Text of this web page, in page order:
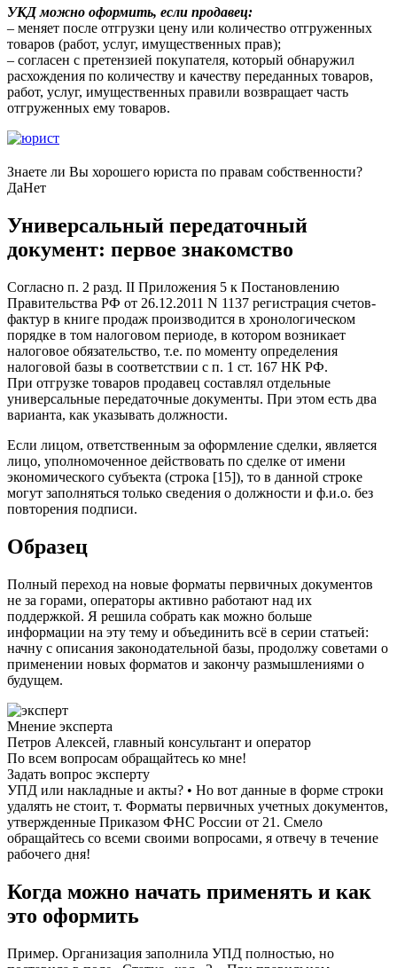
УКД можно оформить, если продавец:
– меняет после отгрузки цену или количество отгруженных
товаров (работ, услуг, имущественных прав);
– согласен с претензией покупателя, который обнаружил
расхождения по количеству и качеству переданных товаров,
работ, услуг, имущественных правили возвращает часть
отгруженных ему товаров.
Знаете ли Вы хорошего юриста по правам собственности?
ДаНет
Универсальный передаточный
документ: первое знакомство
Согласно п. 2 разд. II Приложения 5 к Постановлению
Правительства РФ от 26.12.2011 N 1137 регистрация счетов-
фактур в книге продаж производится в хронологическом
порядке в том налоговом периоде, в котором возникает
налоговое обязательство, т.е. по моменту определения
налоговой базы в соответствии с п. 1 ст. 167 НК РФ.
При отгрузке товаров продавец составлял отдельные
универсальные передаточные документы. При этом есть два
варианта, как указывать должности.
Если лицом, ответственным за оформление сделки, является
лицо, уполномоченное действовать по сделке от имени
экономического субъекта (строка [15]), то в данной строке
могут заполняться только сведения о должности и ф.и.о. без
повторения подписи.
Образец
Полный переход на новые форматы первичных документов
не за горами, операторы активно работают над их
поддержкой. Я решила собрать как можно больше
информации на эту тему и объединить всё в серии статьей:
начну с описания законодательной базы, продолжу советами о
применении новых форматов и закончу размышлениями о
будущем.
Мнение эксперта
Петров Алексей, главный консультант и оператор
По всем вопросам обращайтесь ко мне!
Задать вопрос эксперту
УПД или накладные и акты? • Но вот данные в форме строки
удалять не стоит, т. Форматы первичных учетных документов,
утвержденные Приказом ФНС России от 21. Смело
обращайтесь со всеми своими вопросами, я отвечу в течение
рабочего дня!
Когда можно начать применять и как
это оформить
Пример. Организация заполнила УПД полностью, но